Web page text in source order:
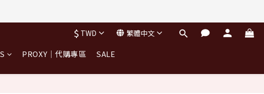
量有限售完不補)
量有限售完不補)
$ TWD 繁體中文
PROXY｜代購專區 SALE